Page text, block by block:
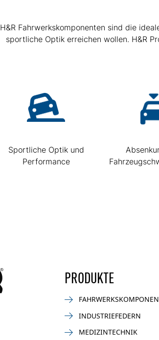
H&R Fahrwerkskomponenten sind die
sportliche Optik erreichen wollen. H&R
Sportliche Optik und
Performance
PRODUKTE
INDUSTRIEFEDERN
MEDIZINTECHNIK